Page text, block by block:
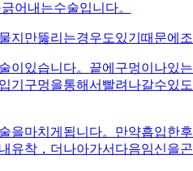
어내는수술입니다。
만뚫리는경우도있기때문에
있습니다。끝에구멍이나있
구멍을통해서빨려나갈수있
마치게됩니다。만약흡입한
착，더나아가서다음임신을